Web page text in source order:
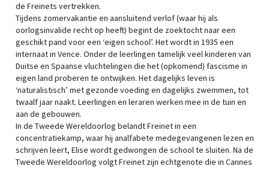
de Freinets vertrekken.
Tijdens zomervakantie en aansluitend verlof (waar hij als
oorlogsinvalide recht op heeft) begint de zoektocht naar een
geschikt pand voor een ‘eigen school’. Het wordt in 1935 een
internaat in Vence. Onder de leerlingen tamelijk veel kinderen van
Duitse en Spaanse vluchtelingen die het (opkomend) fascisme in
eigen land proberen te ontwijken. Het dagelijks leven is
‘naturalistisch’ met gezonde voeding en dagelijks zwemmen, tot
twaalf jaar naakt. Leerlingen en leraren werken mee in de tuin en
aan de gebouwen.
In de Tweede Wereldoorlog belandt Freinet in een
concentratiekamp, waar hij analfabete medegevangenen lezen en
schrijven leert, Elise wordt gedwongen de school te sluiten. Na de
Tweede Wereldoorlog volgt Freinet zijn echtgenote die in Cannes